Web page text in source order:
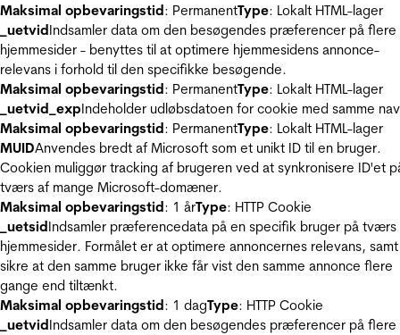
Maksimal opbevaringstid: PermanentType: Lokalt HTML-lager
_uetvidIndsamler data om den besøgendes præferencer på flere
hjemmesider - benyttes til at optimere hjemmesidens annonce-
relevans i forhold til den specifikke besøgende.
Maksimal opbevaringstid: PermanentType: Lokalt HTML-lager
_uetvid_expIndeholder udløbsdatoen for cookie med samme
Maksimal opbevaringstid: PermanentType: Lokalt HTML-lager
MUIDAnvendes bredt af Microsoft som et unikt ID til en bruger.
Cookien muliggør tracking af brugeren ved at synkronisere ID'et
tværs af mange Microsoft-domæner.
Maksimal opbevaringstid: 1 årType: HTTP Cookie
_uetsidIndsamler præferencedata på en specifik bruger på tværs
hjemmesider. Formålet er at optimere annoncernes relevans, samt
sikre at den samme bruger ikke får vist den samme annonce flere
gange end tiltænkt.
Maksimal opbevaringstid: 1 dagType: HTTP Cookie
_uetvidIndsamler data om den besøgendes præferencer på flere